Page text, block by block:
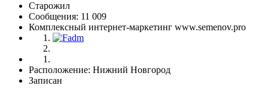
Старожил
Сообщения: 11 009
Комплексный интернет-маркетинг www.semenov.pro
Расположение: Нижний Новгород
Записан